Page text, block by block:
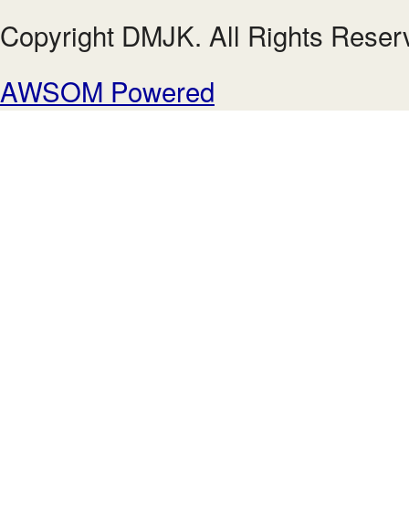
Copyright DMJK. All Rights
AWSOM Powered